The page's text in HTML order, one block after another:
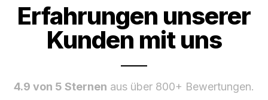
Erfahrungen unserer
Kunden mit uns
4.9 von 5 Sternen aus über 800+ Bewertungen.